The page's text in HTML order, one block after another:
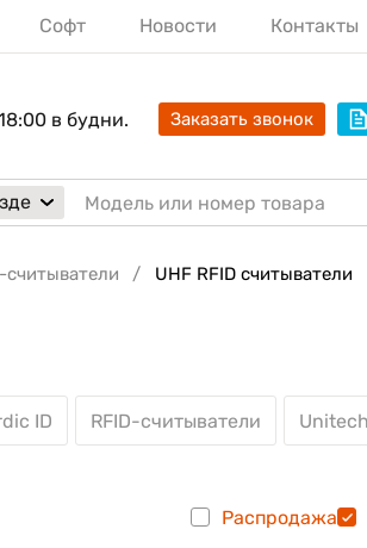
Софт Новости Контакты
в будни. Заказать звонок
считыватели UHF RFID считыватели
ID RFID-считыватели Unitech
Распродажа